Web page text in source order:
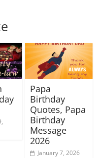
Papa
Birthday
Quotes, Papa
Birthday
Message
2026
January 7, 2026